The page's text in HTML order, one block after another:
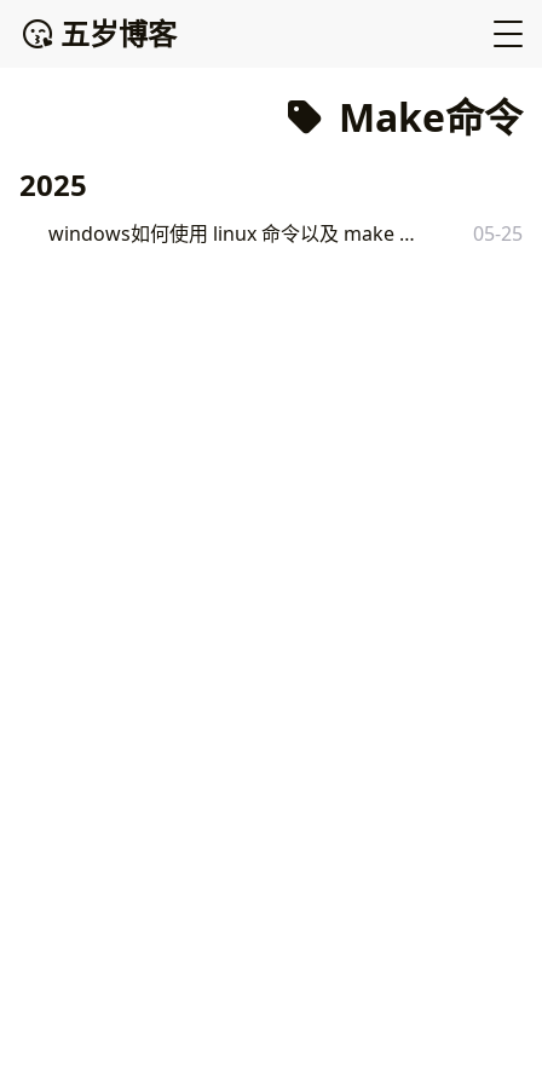
五岁博客
Make命令
2025
windows如何使用 linux 命令以及 make 命令 05-25